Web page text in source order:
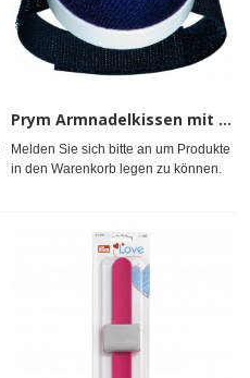
Prym Armnadelkissen mit Klettband blau
Melden Sie sich bitte an um Produkte
in den Warenkorb legen zu können.